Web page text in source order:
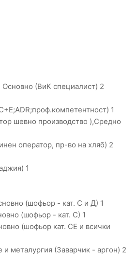
(ВиК специалист) 2
1
шевно производство ),Средно
оператор, пр-во на хляб) 2
1
(шофьор - кат. С и Д) 1
(шофьор - кат. С) 1
(шофьор кат. CЕ и всички
металургия (Заварчик - аргон) 2